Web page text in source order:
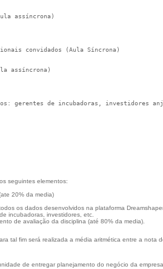
assíncrona)
convidados (Aula Síncrona)
assíncrona)
gerentes de incubadoras, investidores
seguintes elementos:
20% da media)
os dados desenvolvidos na plataforma
incubadoras, investidores, etc.
de avaliação da disciplina (até 80% da media).
tal fim será realizada a média aritmética entre a
de entregar planejamento do negócio da